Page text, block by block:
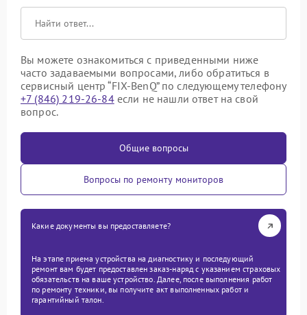
Вы можете ознакомиться с приведенными ниже
часто задаваемыми вопросами, либо обратиться в
сервисный центр “FIX-BenQ” по следующему телефону
+7 (846) 219-26-84если не нашли ответ на свой
вопрос.
Общие вопросы
Вопросы по ремонту мониторов
Какие документы вы предоставляете?
На этапе приема устройства на диагностику и последующий
ремонт вам будет предоставлен заказ-наряд с указанием страховых
обязательств на ваше устройство. Далее, после выполнения работ
по ремонту техники, вы получите акт выполненных работ и
гарантийный талон.